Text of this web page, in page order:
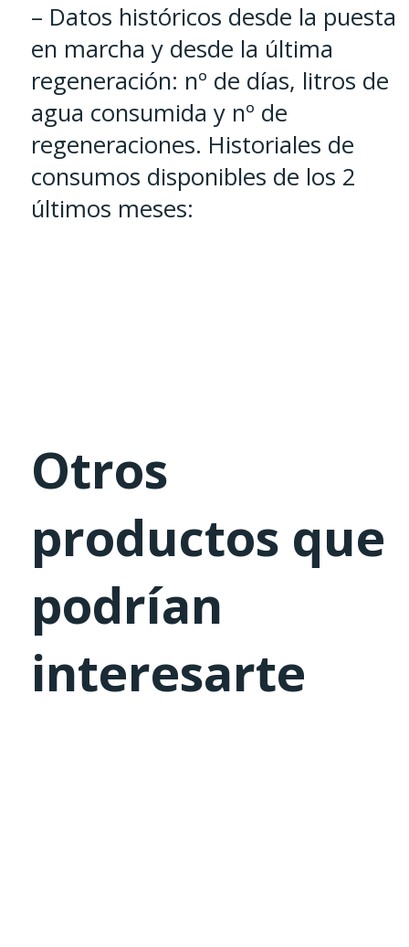
– Datos históricos desde la puesta
en marcha y desde la última
regeneración: nº de días, litros de
agua consumida y nº de
regeneraciones. Historiales de
consumos disponibles de los 2
últimos meses:
Otros
productos que
podrían
interesarte